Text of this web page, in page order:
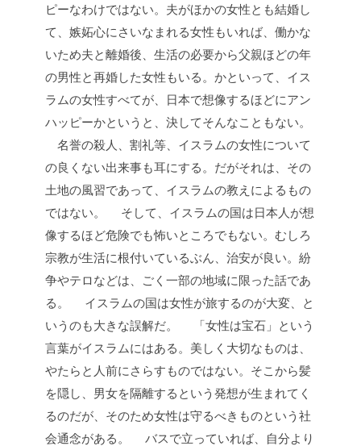
ピーなわけではない。夫がほかの女性とも結婚し
て、嫉妬心にさいなまれる女性もいれば、働かな
いため夫と離婚後、生活の必要から父親ほどの年
の男性と再婚した女性もいる。かといって、イス
ラムの女性すべてが、日本で想像するほどにアン
ハッピーかというと、決してそんなこともない。
名誉の殺人、割礼等、イスラムの女性について
の良くない出来事も耳にする。だがそれは、その
土地の風習であって、イスラムの教えによるもの
ではない。
そして、イスラムの国は日本人が想
像するほど危険でも怖いところでもない。むしろ
宗教が生活に根付いているぶん、治安が良い。紛
争やテロなどは、ごく一部の地域に限った話であ
る。
イスラムの国は女性が旅するのが大変、と
いうのも大きな誤解だ。
「女性は宝石」という
言葉がイスラムにはある。美しく大切なものは、
やたらと人前にさらすものではない。そこから髪
を隠し、男女を隔離するという発想が生まれてく
るのだが、そのため女性は守るべきものという社
会通念がある。
バスで立っていれば、自分より